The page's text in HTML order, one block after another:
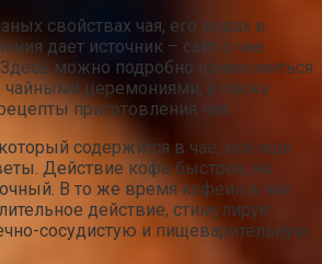
свойствах чая, его видах и
дает источник – сайт о чае
Здесь можно подробно ознакомиться
чайными церемониями, а также
приготовления чая.
содержится в чае, всё ещё
Действие кофе быстрое, но
В то же время кофеин в чае
действие, стимулируя
сосудистую и пищеварительную